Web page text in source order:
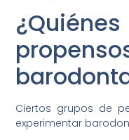
Ciertos grupos de
experimentar